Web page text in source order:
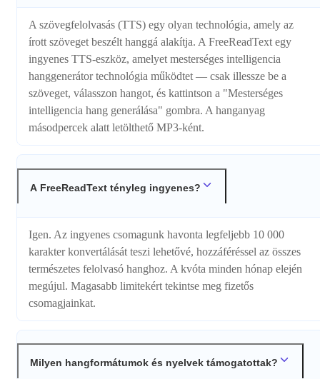
A szövegfelolvasás (TTS) egy olyan technológia, amely az
írott szöveget beszélt hanggá alakítja. A FreeReadText egy
ingyenes TTS-eszköz, amelyet mesterséges intelligencia
hanggenerátor technológia működtet — csak illessze be a
szöveget, válasszon hangot, és kattintson a "Mesterséges
intelligencia hang generálása" gombra. A hanganyag
másodpercek alatt letölthető MP3-ként.
A FreeReadText tényleg ingyenes?
Igen. Az ingyenes csomagunk havonta legfeljebb 10 000
karakter konvertálását teszi lehetővé, hozzáféréssel az összes
természetes felolvasó hanghoz. A kvóta minden hónap elején
megújul. Magasabb limitekért tekintse meg fizetős
csomagjainkat.
Milyen hangformátumok és nyelvek támogatottak?